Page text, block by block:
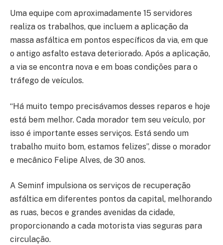
Uma equipe com aproximadamente 15 servidores
realiza os trabalhos, que incluem a aplicação da
massa asfáltica em pontos específicos da via, em que
o antigo asfalto estava deteriorado. Após a aplicação,
a via se encontra nova e em boas condições para o
tráfego de veículos.
“Há muito tempo precisávamos desses reparos e hoje
está bem melhor. Cada morador tem seu veículo, por
isso é importante esses serviços. Está sendo um
trabalho muito bom, estamos felizes”, disse o morador
e mecânico Felipe Alves, de 30 anos.
A Seminf impulsiona os serviços de recuperação
asfáltica em diferentes pontos da capital, melhorando
as ruas, becos e grandes avenidas da cidade,
proporcionando a cada motorista vias seguras para
circulação.